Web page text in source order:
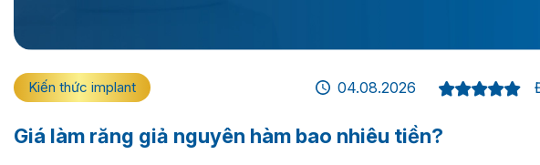
Kiến thức implant 04.08.2026
Giá làm răng giả nguyên hàm bao nhiêu tiền?